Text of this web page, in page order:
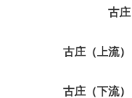
古庄
古庄（上流）
古庄（下流）